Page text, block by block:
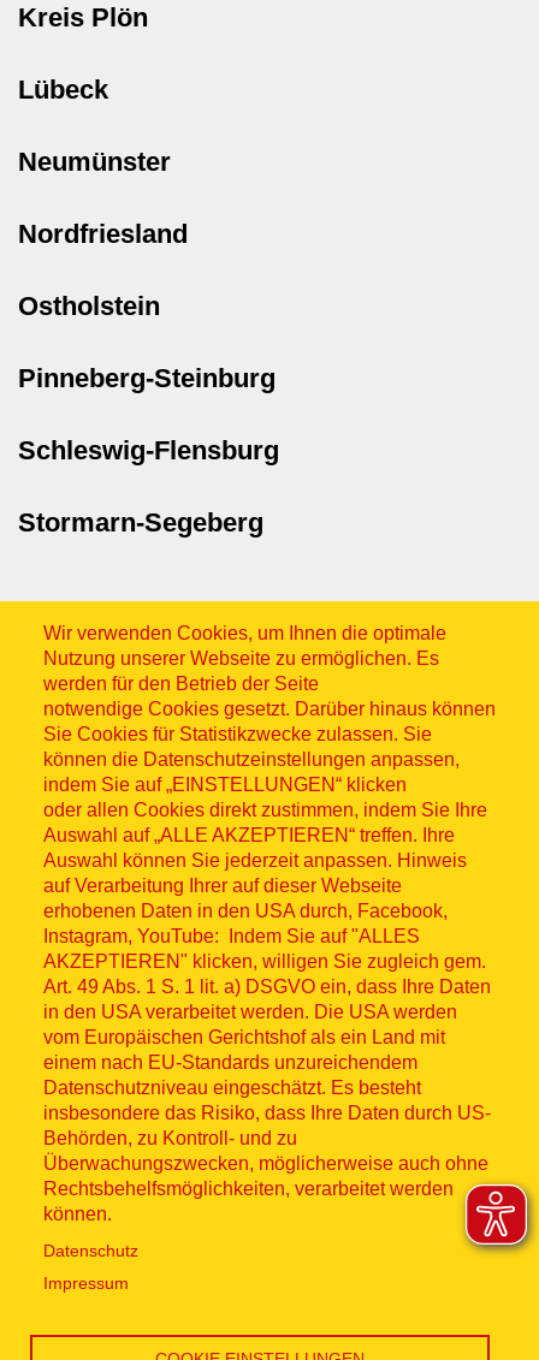
Kreis Plön
Lübeck
Neumünster
Nordfriesland
Ostholstein
Pinneberg-Steinburg
Schleswig-Flensburg
Stormarn-Segeberg
Wir verwenden Cookies, um Ihnen die optimale
Nutzung unserer Webseite zu ermöglichen. Es
werden für den Betrieb der Seite
notwendige Cookies gesetzt. Darüber hinaus können
Sie Cookies für Statistikzwecke zulassen. Sie
können die Datenschutzeinstellungen anpassen,
indem Sie auf „EINSTELLUNGEN“ klicken
oder allen Cookies direkt zustimmen, indem Sie Ihre
Auswahl auf „ALLE AKZEPTIEREN“ treffen. Ihre
Auswahl können Sie jederzeit anpassen. Hinweis
auf Verarbeitung Ihrer auf dieser Webseite
erhobenen Daten in den USA durch, Facebook,
Instagram, YouTube: Indem Sie auf "ALLES
AKZEPTIEREN" klicken, willigen Sie zugleich gem.
Art. 49 Abs. 1 S. 1 lit. a) DSGVO ein, dass Ihre Daten
in den USA verarbeitet werden. Die USA werden
vom Europäischen Gerichtshof als ein Land mit
einem nach EU-Standards unzureichendem
Datenschutzniveau eingeschätzt. Es besteht
insbesondere das Risiko, dass Ihre Daten durch US-
Behörden, zu Kontroll- und zu
Überwachungszwecken, möglicherweise auch ohne
Rechtsbehelfsmöglichkeiten, verarbeitet werden
können.
Datenschutz
Impressum
Sitemap
© ASB 2026
Fußzeilenmenü
Impressum
Datenschutz
Kontakt
Hinweisgebersystem
Lieferkette
Widerruf
Social Media